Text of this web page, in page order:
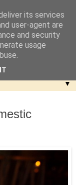
▼
its services
user-agent are
and security
usage